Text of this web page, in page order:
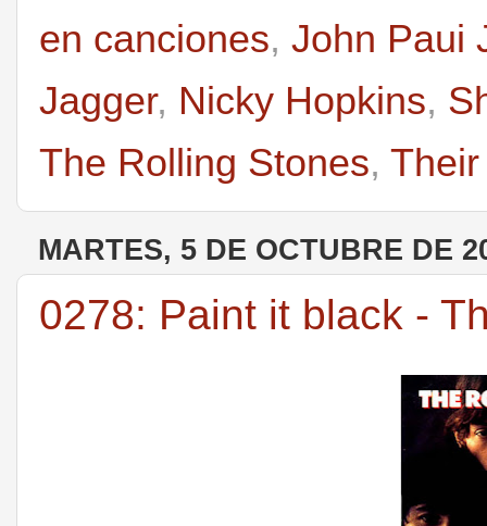
en canciones, John Paui
Jagger, Nicky Hopkins,
The Rolling Stones,
MARTES, 5 DE OCTUBRE DE
0278: Paint it black -